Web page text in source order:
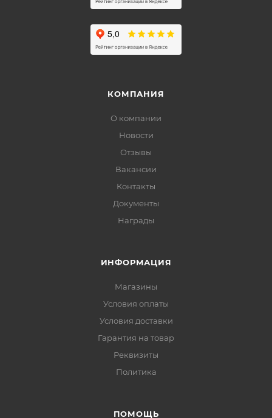
КОМПАНИЯ
О компании
Новости
Отзывы
Вакансии
Контакты
Документы
Награды
ИНФОРМАЦИЯ
Магазины
Условия оплаты
Условия доставки
Гарантия на товар
Реквизиты
Политика
ПОМОЩЬ